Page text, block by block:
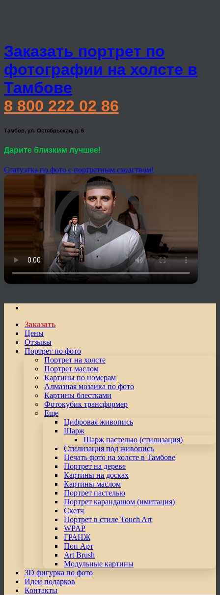
Заказать портрет по
фотографии на холсте в
Тамбове
8 800 222 02 86
Тамбов, ул. Октябрьская, д. 6
Дарите близким лучшее!
Статуэтка по фото с портретным сходством!
Заказать
Цены
Отзывы
Портрет по фото
Портрет на холсте
Портрет маслом
Картины по номерам
Алмазная мозаика по фото
Картины блестками
Фотокубик трансформер
Еще
Цифровая живопись
Шарж
Шарж пастелью (стилизация)
Стилизация под живопись
Печать фото на холсте в Тамбове
Портрет на дереве
Картины на досках
Картины маслом
Портрет пастелью
Портрет карандашом (имитация)
Скетч
Портрет в стиле Touch Art
WPAP
ГРАНЖ
Поп Арт
Art Brush
Модульные картины
3D фигурка по фото
Идеи подарков
Контакты